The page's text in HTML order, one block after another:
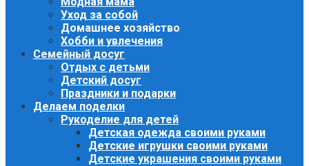
Уход за собой
Домашнее хозяйство
Хобби и увлечения
Семейный досуг
Отдых с детьми
Детский досуг
Праздники и подарки
Делаем поделки
Рукоделие для детей
Детская одежда своими руками
Детские игрушки своими руками
Детские украшения своими руками